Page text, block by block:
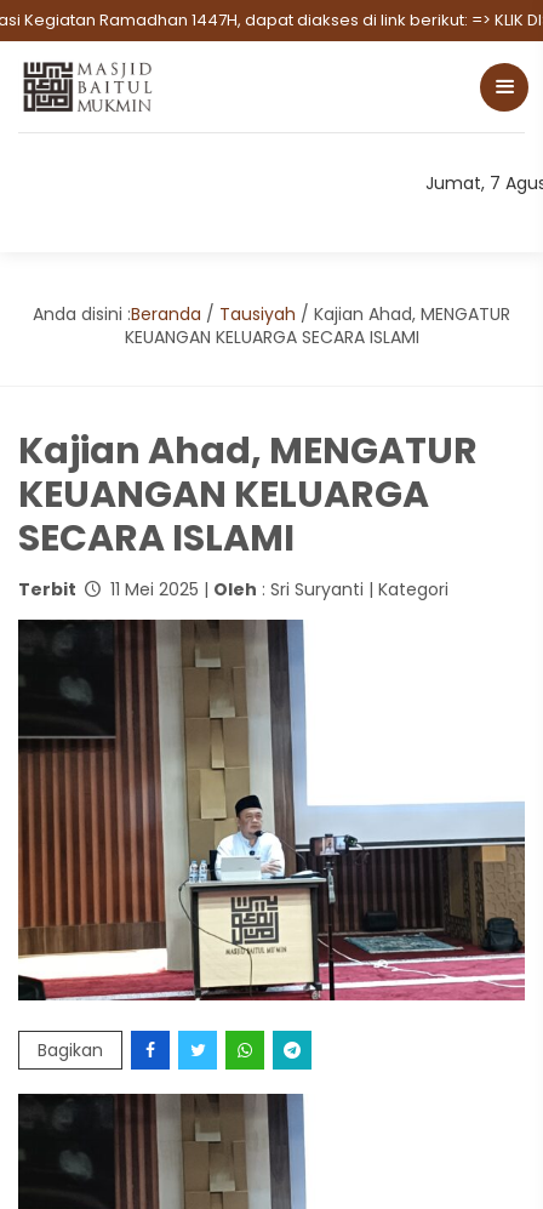
Ramadhan 1447H, dapat diakses di link berikut:=> KLIK DISINI
Jumat, 7
Anda disini :Beranda / Tausiyah / Kajian Ahad, MENGATUR
KEUANGAN KELUARGA SECARA ISLAMI
Kajian Ahad, MENGATUR
KEUANGAN KELUARGA
SECARA ISLAMI
Terbit 11 Mei 2025 | Oleh : Sri Suryanti | Kategori
Bagikan